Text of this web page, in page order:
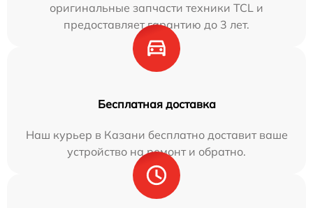
оригинальные запчасти техники TCL и
предоставляет гарантию до 3 лет.
Бесплатная доставка
Наш курьер в Казани бесплатно доставит ваше
устройство на ремонт и обратно.